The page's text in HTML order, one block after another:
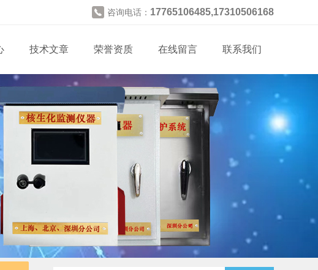
咨询电话： 17765106485,17310506168
技术文章 荣誉资质 在线留言 联系我们